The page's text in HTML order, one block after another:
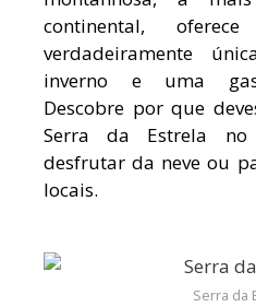
continental,
verdadeiramente
inverno e uma
Descobre por que
Serra da Estrela
desfrutar da neve ou
locais.
Serra da